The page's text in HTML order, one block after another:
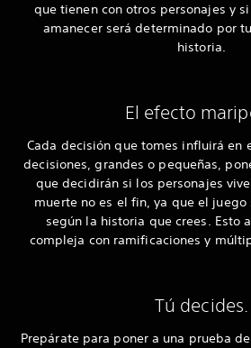
que tienen con otros personajes y
amanecer será determinado por
historia.
El efecto
Cada decisión que tomes influirá en
decisiones, grandes o pequeñas,
que decidirán si los personajes
muerte no es el fin, ya que el
según la historia que crees. Esto
compleja con ramificaciones y
Tú decides.
Prepárate para poner a una prueba